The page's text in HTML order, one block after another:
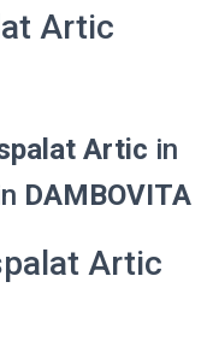
Artic
Artic in
DAMBOVITA
Artic